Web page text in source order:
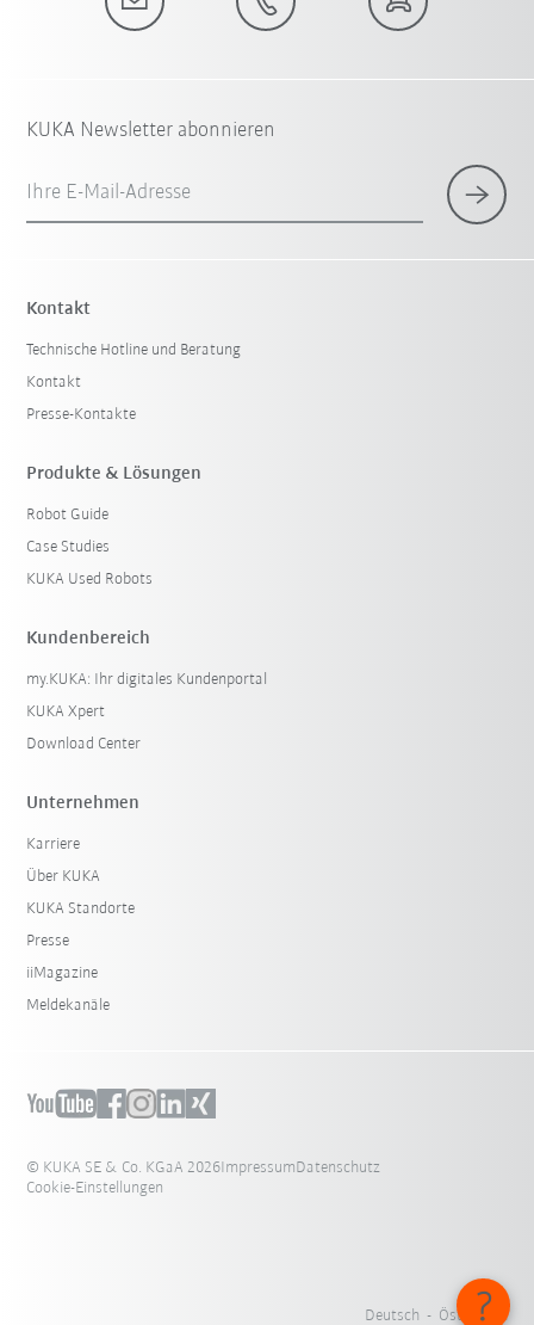
KUKA Newsletter abonnieren
Ihre E-Mail-Adresse
Kontakt
Technische Hotline und Beratung
Kontakt
Presse-Kontakte
Produkte & Lösungen
Robot Guide
Case Studies
KUKA Used Robots
Kundenbereich
my.KUKA: Ihr digitales Kundenportal
KUKA Xpert
Download Center
Unternehmen
Karriere
Über KUKA
KUKA Standorte
Presse
iiMagazine
Meldekanäle
© KUKA SE & Co. KGaA 2026ImpressumDatenschutz
Cookie-Einstellungen
Deutsch - Österreich